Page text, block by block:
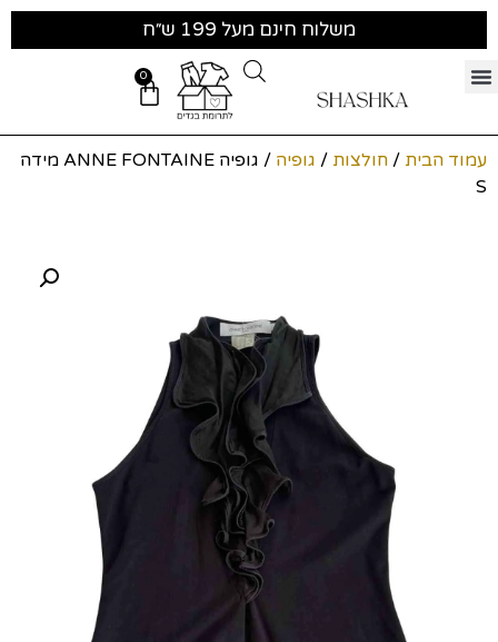
משלוח חינם מעל 199 ש״ח
0
עמוד הבית / חולצות / גופיה
/ גופיה ANNE FONTAINE מידה
S